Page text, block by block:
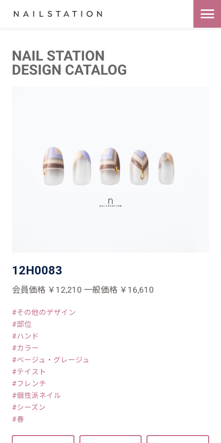
12H0083
会員価格 ￥12,210 一般価格 ￥16,610
その他のデザイン
部位
ハンド
カラー
ベージュ・グレージュ
テイスト
フレンチ
個性派ネイル
シーズン
春